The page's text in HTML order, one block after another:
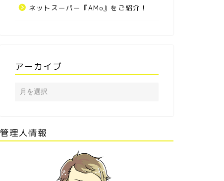
ネットスーパー『AMo』をご紹介！
アーカイブ
管理人情報